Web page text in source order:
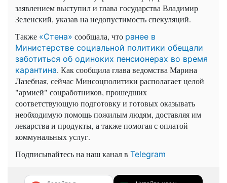
заявлением выступил и глава государства Владимир
Зеленский, указав на недопустимость спекуляций.
Также «Стена» сообщала, что ранее в
Министерстве социальной политики обещали
заботиться об одиноких пенсионерах во время
карантина. Как сообщила глава ведомства Марина
Лазебная, сейчас Минсоцполитики располагает целой
"армией" соцработников, прошедших
соответствующую подготовку и готовых оказывать
необходимую помощь пожилым людям, доставляя им
лекарства и продукты, а также помогая с оплатой
коммунальных услуг.
Подписывайтесь на наш канал в Telegram